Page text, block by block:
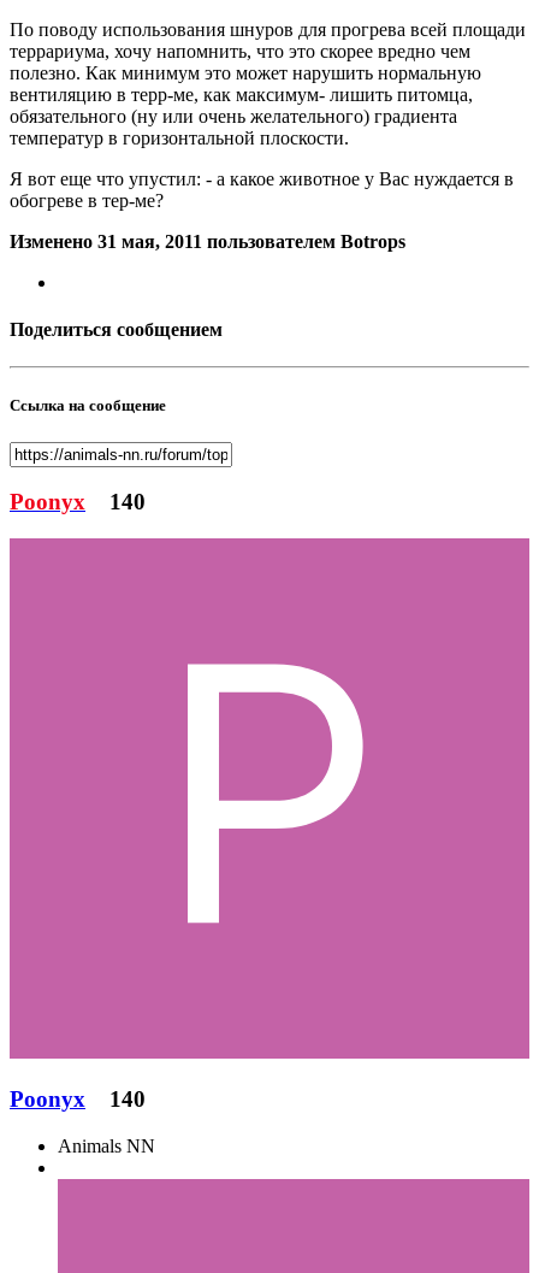
По поводу использования шнуров для прогрева всей площади
террариума, хочу напомнить, что это скорее вредно чем
полезно. Как минимум это может нарушить нормальную
вентиляцию в терр-ме, как максимум- лишить питомца,
обязательного (ну или очень желательного) градиента
температур в горизонтальной плоскости.
Я вот еще что упустил: - а какое животное у Вас нуждается в
обогреве в тер-ме?
Изменено 31 мая, 2011 пользователем Botrops
Поделиться сообщением
Ссылка на сообщение
Poonyx 140
Poonyx 140
Animals NN